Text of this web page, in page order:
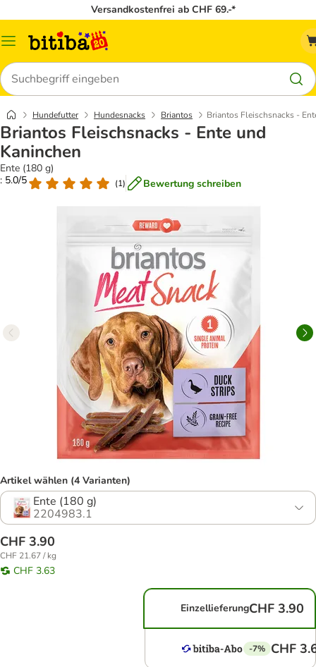
Versandkostenfrei ab CHF 69.-*
Menü
Suchen
Hundefutter Hundesnacks Briantos Briantos Fleischsnacks -
Briantos Fleischsnacks - Ente und
Kaninchen
Ente (180 g)
: 5.0/5
(1) Bewertung schreiben
Artikel wählen (4 Varianten)
Ente (180 g)
2204983.1
CHF 3.90
CHF 21.67 / kg
CHF 3.63
EinzellieferungCHF 3.90
-7% CHF